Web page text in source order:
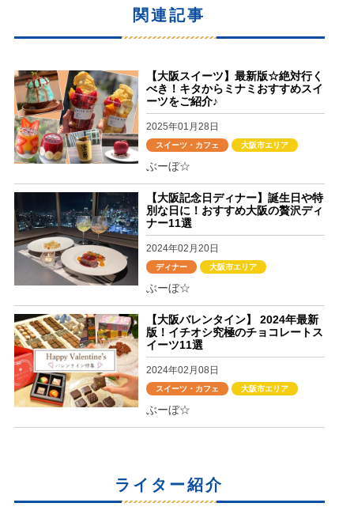
関連記事
【大阪スイーツ】最新版☆絶対行く
べき！キタからミナミおすすめスイ
ーツをご紹介♪
2025年01月28日
スイーツ・カフェ 大阪市エリア
ぶーぼ☆
【大阪記念日ディナー】誕生日や特
別な日に！おすすめ大阪の贅沢ディ
ナー11選
2024年02月20日
ディナー 大阪市エリア
ぶーぼ☆
【大阪バレンタイン】 2024年最新
版！イチオシ究極のチョコレートス
イーツ11選
2024年02月08日
スイーツ・カフェ 大阪市エリア
ぶーぼ☆
ライター紹介